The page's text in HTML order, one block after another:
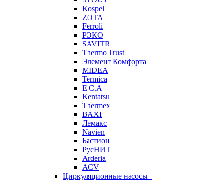
Kospel
ZOTA
Ferroli
РЭКО
SAVITR
Thermo Trust
Элемент Комфорта
MIDEA
Termica
E.C.A
Kentatsu
Thermex
BAXI
Лемакс
Navien
Бастион
РусНИТ
Arderia
ACV
Циркуляционные насосы